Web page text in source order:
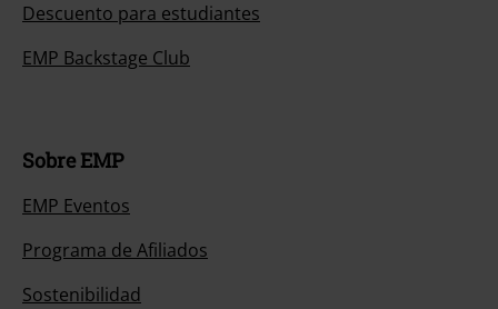
Descuento para estudiantes
EMP Backstage Club
Sobre EMP
EMP Eventos
Programa de Afiliados
Sostenibilidad